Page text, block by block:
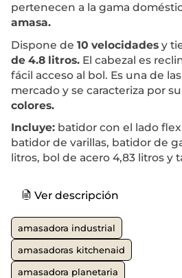
pertenecen a la gama
amasa.
Dispone de 10 velocidades y
de 4.8 litros. El cabezal es
fácil acceso al bol. Es una de
mercado y se caracteriza por su
colores.
Incluye: batidor con el lado
batidor de varillas, batidor de
litros, bol de acero 4,83 litros y
Ver descripción
amasadora industrial
amasadoras kitchenaid
amasadora planetaria